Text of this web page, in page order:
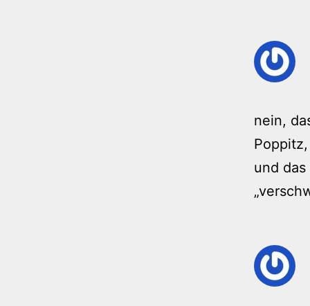
nein,
und